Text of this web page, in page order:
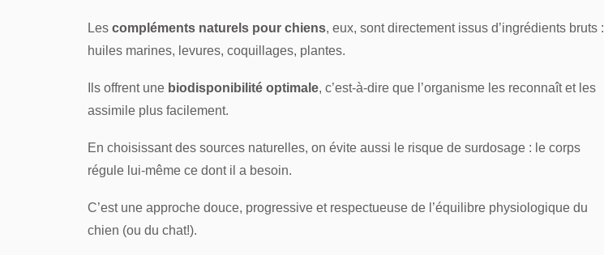
Les compléments naturels pour chiens, eux, sont directement issus d’ingrédients bruts :
huiles marines, levures, coquillages, plantes.
Ils offrent une biodisponibilité optimale, c’est-à-dire que l’organisme les reconnaît et les
assimile plus facilement.
En choisissant des sources naturelles, on évite aussi le risque de surdosage : le corps
régule lui-même ce dont il a besoin.
C’est une approche douce, progressive et respectueuse de l’équilibre physiologique du
chien (ou du chat!).